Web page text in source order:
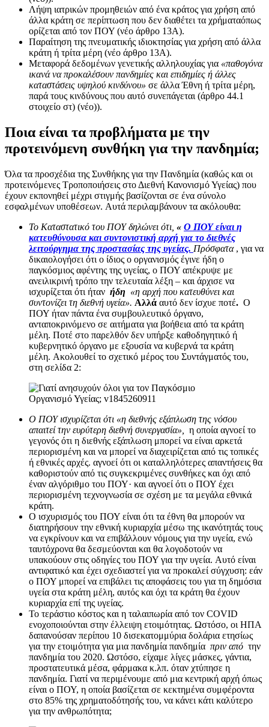
Λήψη ιατρικών προμηθειών από ένα κράτος για χρήση από
άλλα κράτη σε περίπτωση που δεν διαθέτει τα χρήματαόπως
ορίζεται από τον ΠΟΥ (νέο άρθρο 13Α).
Παραίτηση της πνευματικής ιδιοκτησίας για χρήση από άλλα
κράτη ή τρίτα μέρη (νέο άρθρο 13Α).
Μεταφορά δεδομένων γενετικής αλληλουχίας για «παθογόνα
ικανά να προκαλέσουν πανδημίες και επιδημίες ή άλλες
καταστάσεις υψηλού κινδύνου» σε άλλα Έθνη ή τρίτα μέρη,
παρά τους κινδύνους που αυτό συνεπάγεται (άρθρο 44.1
στοιχείο στ) (νέο)).
Ποια είναι τα προβλήματα με την
προτεινόμενη συνθήκη για την πανδημία;
Όλα τα προσχέδια της Συνθήκης για την Πανδημία (καθώς και οι
προτεινόμενες Τροποποιήσεις στο Διεθνή Κανονισμό Υγείας) που
έχουν εκπονηθεί μέχρι στιγμής βασίζονται σε ένα σύνολο
εσφαλμένων υποθέσεων. Αυτά περιλαμβάνουν τα ακόλουθα:
Το Καταστατικό του ΠΟΥ δηλώνει ότι, « Ο ΠΟΥ είναι η
κατευθύνουσα και συντονιστική αρχή για το διεθνές
λειτούργημα της προστασίας της υγείας. Πρόσφατα , για να
δικαιολογήσει ότι ο ίδιος ο οργανισμός έγινε ήδη ο
παγκόσμιος αφέντης της υγείας, ο ΠΟΥ απέκρυψε με
ανειλικρινή τρόπο την τελευταία λέξη – και άρχισε να
ισχυρίζεται ότι ήταν ήδη «η αρχή που κατευθύνει και
συντονίζει τη διεθνή υγεία». Αλλά αυτό δεν ίσχυε ποτέ. Ο
ΠΟΥ ήταν πάντα ένα συμβουλευτικό όργανο,
ανταποκρινόμενο σε αιτήματα για βοήθεια από τα κράτη
μέλη. Ποτέ στο παρελθόν δεν υπήρξε καθοδηγητικό ή
κυβερνητικό όργανο με εξουσία να κυβερνά τα κράτη
μέλη. Ακολουθεί το σχετικό μέρος του Συντάγματός του,
στη σελίδα 2:
Ο ΠΟΥ ισχυρίζεται ότι «η διεθνής εξάπλωση της νόσου
απαιτεί την ευρύτερη διεθνή συνεργασία»,
η οποία αγνοεί το
γεγονός ότι η διεθνής εξάπλωση μπορεί να είναι αρκετά
περιορισμένη και να μπορεί να διαχειρίζεται από τις τοπικές
ή εθνικές αρχές. αγνοεί ότι οι καταλληλότερες απαντήσεις θα
καθοριστούν από τις συγκεκριμένες συνθήκες και όχι από
έναν αλγόριθμο του ΠΟΥ· και αγνοεί ότι ο ΠΟΥ έχει
περιορισμένη τεχνογνωσία σε σχέση με τα μεγάλα εθνικά
κράτη.
Ο ισχυρισμός του ΠΟΥ είναι ότι τα έθνη θα μπορούν να
διατηρήσουν την εθνική κυριαρχία μέσω της ικανότητάς τους
να εγκρίνουν και να επιβάλλουν νόμους για την υγεία, ενώ
ταυτόχρονα θα δεσμεύονται και θα λογοδοτούν να
υπακούουν στις οδηγίες του ΠΟΥ για την υγεία. Αυτό είναι
αντιφατικό και έχει σχεδιαστεί για να προκαλεί σύγχυση: εάν
ο ΠΟΥ μπορεί να επιβάλει τις αποφάσεις του για τη δημόσια
υγεία στα κράτη μέλη, αυτός και όχι τα κράτη θα έχουν
κυριαρχία επί της υγείας.
Το τεράστιο κόστος και η ταλαιπωρία από τον COVID
ενοχοποιούνται στην έλλειψη ετοιμότητας. Ωστόσο, οι ΗΠΑ
δαπανούσαν περίπου 10 δισεκατομμύρια δολάρια ετησίως
για την ετοιμότητα για μια πανδημία πανδημία πριν από την
πανδημία του 2020. Ωστόσο, είχαμε λίγες μάσκες, γάντια,
προστατευτικά μέσα, φάρμακα κ.λπ. όταν χτύπησε η
πανδημία. Γιατί να περιμένουμε από μια κεντρική αρχή όπως
είναι ο ΠΟΥ, η οποία βασίζεται σε κεκτημένα συμφέροντα
στο 85% της χρηματοδότησής του, να κάνει κάτι καλύτερο
για την ανθρωπότητα;